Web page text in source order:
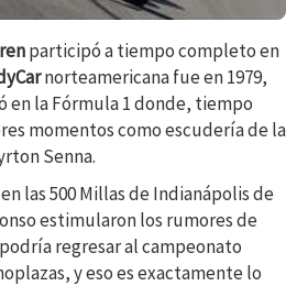
participó a tiempo completo en
norteamericana fue en 1979,
en la Fórmula 1 donde, tiempo
momentos como escudería de la
Senna.
las 500 Millas de Indianápolis de
estimularon los rumores de
regresar al campeonato
y eso es exactamente lo